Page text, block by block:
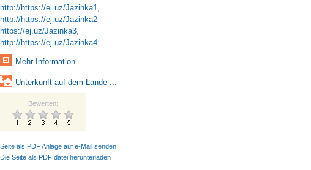
http://https://ej.uz/Jazinka1,
http://https://ej.uz/Jazinka2
https://ej.uz/Jazinka3,
http://https://ej.uz/Jazinka4
Mehr Information ...
Unterkunft auf dem Lande ...
Bewerten:
Seite als PDF Anlage auf e-Mail senden
Die Seite als PDF datei herunterladen